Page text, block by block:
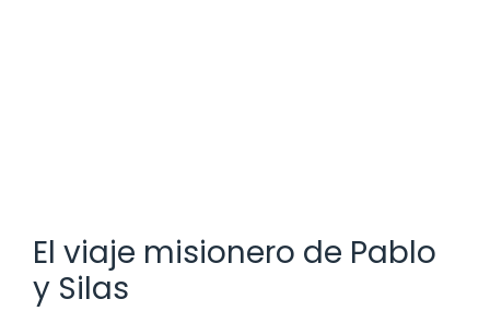
El viaje misionero de Pablo
y Silas